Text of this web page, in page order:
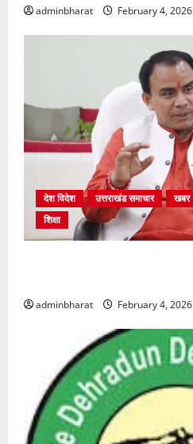
adminbharat February 4, 2026
देश विदेश उत्तराखंड समाचार खबर
शिक्षा
adminbharat February 4, 2026